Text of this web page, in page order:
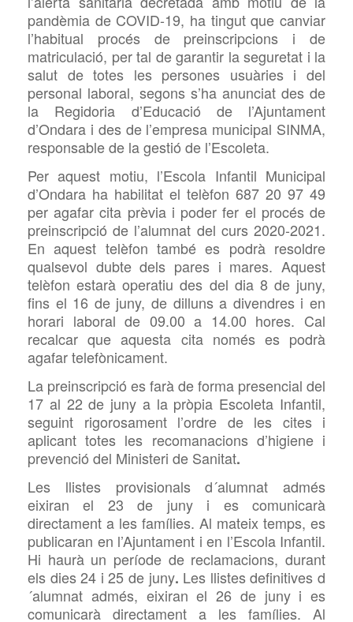
pandèmia de COVID-19, ha tingut que canviar
l’habitual procés de preinscripcions i de
matriculació, per tal de garantir la seguretat i la
salut de totes les persones usuàries i del
personal laboral, segons s’ha anunciat des de
la Regidoria d’Educació de l’Ajuntament
d’Ondara i des de l’empresa municipal SINMA,
responsable de la gestió de l’Escoleta.
Per aquest motiu, l’Escola Infantil Municipal
d’Ondara ha habilitat el telèfon 687 20 97 49
per agafar cita prèvia i poder fer el procés de
preinscripció de l’alumnat del curs 2020-2021.
En aquest telèfon també es podrà resoldre
qualsevol dubte dels pares i mares. Aquest
telèfon estarà operatiu des del dia 8 de juny,
fins el 16 de juny, de dilluns a divendres i en
horari laboral de 09.00 a 14.00 hores. Cal
recalcar que aquesta cita només es podrà
agafar telefònicament.
La preinscripció es farà de forma presencial del
17 al 22 de juny a la pròpia Escoleta Infantil,
seguint rigorosament l’ordre de les cites i
aplicant totes les recomanacions d’higiene i
prevenció del Ministeri de Sanitat.
Les llistes provisionals d´alumnat admés
eixiran el 23 de juny i es comunicarà
directament a les famílies. Al mateix temps, es
publicaran en l’Ajuntament i en l’Escola Infantil.
Hi haurà un període de reclamacions, durant
els dies 24 i 25 de juny. Les llistes definitives d
´alumnat admés, eixiran el 26 de juny i es
comunicarà directament a les famílies. Al